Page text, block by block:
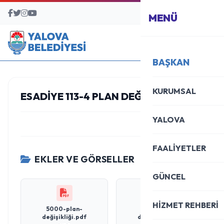
BAŞVURU MERKEZİ
MENÜ
BAŞKAN
KURUMSAL
YALOVA
FAALİYETLER
GÜNCEL
HİZMET REHBERİ
ESADIYE 113-4 PLAN DEĞIŞIKLIĞI
EKLER VE GÖRSELLER
5000-plan-
değişikliği.pdf
1000-plan-
değişikliği.pdf